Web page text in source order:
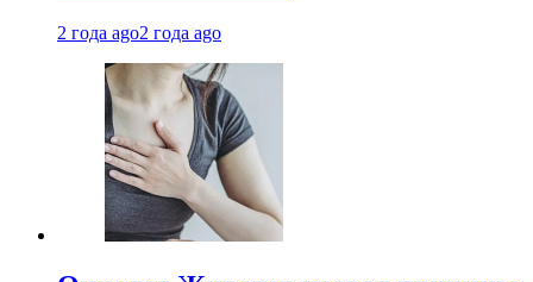
2 года ago2 года ago